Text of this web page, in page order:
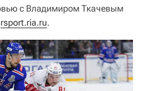
с Владимиром Ткачевым
rsport.ria.ru.